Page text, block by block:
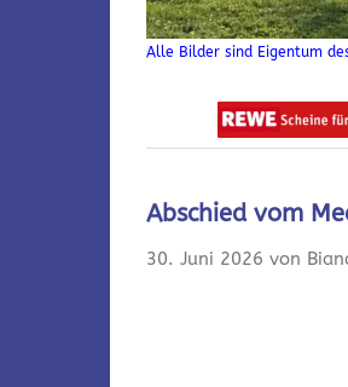
Alle Bilder sind Eigentum
Abschied vom
30. Juni 2026 von